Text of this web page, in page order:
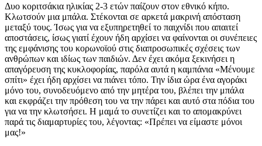
Δυο κοριτσάκια ηλικίας 2-3 ετών παίζουν στον εθνικό κήπο.
Κλωτσούν μια μπάλα. Στέκονται σε αρκετά μακρινή απόσταση
μεταξύ τους. Ίσως για να εξυπηρετηθεί το παιχνίδι που απαιτεί
αποστάσεις, ίσως γιατί έχουν ήδη αρχίσει να φαίνονται οι συνέπειες
της εμφάνισης του κορωνοϊού στις διαπροσωπικές σχέσεις των
ανθρώπων και ιδίως των παιδιών. Δεν έχει ακόμα ξεκινήσει η
απαγόρευση της κυκλοφορίας, παρόλα αυτά η καμπάνια «Μένουμε
σπίτι» έχει ήδη αρχίσει να πιάνει τόπο. Την ίδια ώρα ένα αγοράκι
μόνο του, συνοδευόμενο από την μητέρα του, βλέπει την μπάλα
και εκφράζει την πρόθεση του να την πάρει και αυτό στα πόδια του
για να την κλωτσήσει. Η μαμά το συνετίζει και το απομακρύνει
παρά τις διαμαρτυρίες του, λέγοντας: «Πρέπει να είμαστε μόνοι
μας!»